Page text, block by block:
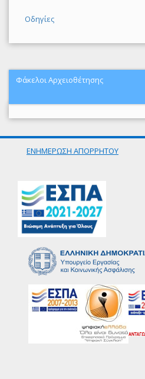
Οδηγίες
Φάκελοι Αρχειοθέτησης
ΕΝΗΜΕΡΩΣΗ ΑΠΟΡΡΗΤΟΥ